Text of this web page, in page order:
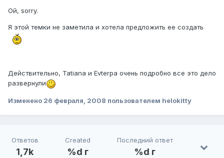
Ой, sorry.
Я этой темки не заметила и хотела предложить ее создать
Действительно, Tatiana и Evterpa очень подробно все это дело
развернули
Изменено 26 февраля, 2008 пользователем helokitty
Ответов
1,7k
Created
%d г
Последний ответ
%d г